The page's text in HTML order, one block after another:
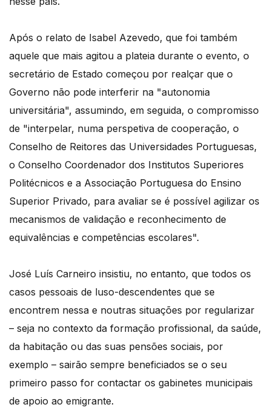
Após o relato de Isabel Azevedo, que foi também
aquele que mais agitou a plateia durante o evento, o
secretário de Estado começou por realçar que o
Governo não pode interferir na "autonomia
universitária", assumindo, em seguida, o compromisso
de "interpelar, numa perspetiva de cooperação, o
Conselho de Reitores das Universidades Portuguesas,
o Conselho Coordenador dos Institutos Superiores
Politécnicos e a Associação Portuguesa do Ensino
Superior Privado, para avaliar se é possível agilizar os
mecanismos de validação e reconhecimento de
equivalências e competências escolares".
José Luís Carneiro insistiu, no entanto, que todos os
casos pessoais de luso-descendentes que se
encontrem nessa e noutras situações por regularizar
– seja no contexto da formação profissional, da saúde,
da habitação ou das suas pensões sociais, por
exemplo – sairão sempre beneficiados se o seu
primeiro passo for contactar os gabinetes municipais
de apoio ao emigrante.